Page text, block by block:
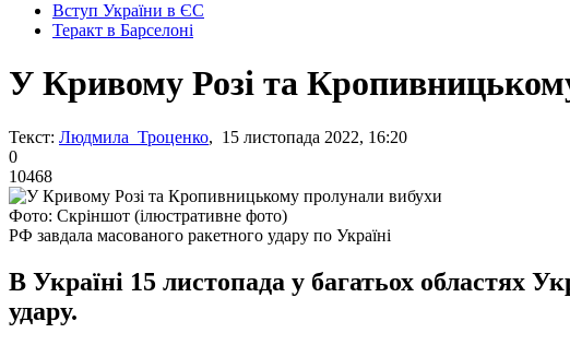
Вступ України в ЄС
Теракт в Барселоні
У Кривому Розі та
Текст: Людмила Троценко, 15 листопада 2022, 16:20
0
10468
Фото: Скріншот (ілюстративне фото)
РФ завдала масованого ракетного удару по Україні
В Україні 15 листопада у багатьох областях
удару.